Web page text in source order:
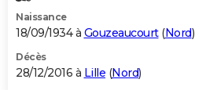
Naissance
18/09/1934 à Gouzeaucourt(Nord)
Décès
28/12/2016 à Lille (Nord)